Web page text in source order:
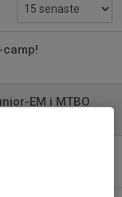
camp!
EM i MTBO
16-20 maj